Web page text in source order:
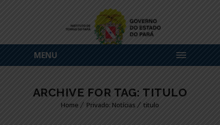
MENU
ARCHIVE FOR TAG: TITULO
Home Privado: Notícias titulo